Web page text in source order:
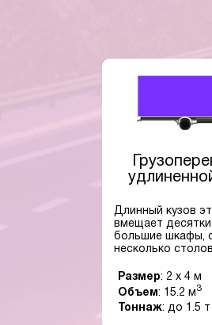
Длинный кузов
вмещает десятки
большие шкафы,
несколько столов.
Размер: 2 x 4 м
Объем: 15.2 м 3
Тоннаж: до 1.5 т